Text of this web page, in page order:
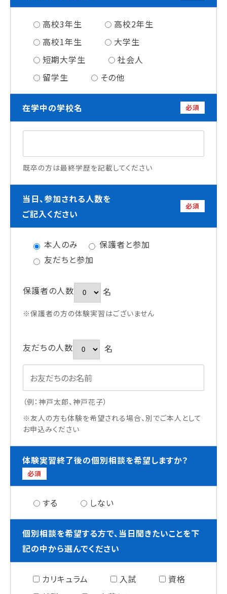
高校3年生
高校2年生
高校1年生
大学生
短期大学生
社会人
留学生
その他
在学中の学校名 必須
既卒の方は最終学歴を記載してください
当日、参加される人数を
ご記入ください
必須
本人のみ
保護者と参加
友だちと参加
保護者の人数 名
※保護者の方の体験実習はございません
友だちの人数 名
（例：神戸太郎、神戸花子）
※友人の方も体験を希望される場合、別でご本人として
お申込みください
体験実習終了後の個別相談を希望しますか？
必須
する しない
個別相談を希望する方で、当日聞きたいことを下
記の中から選んでください
カリキュラム 入試
資格